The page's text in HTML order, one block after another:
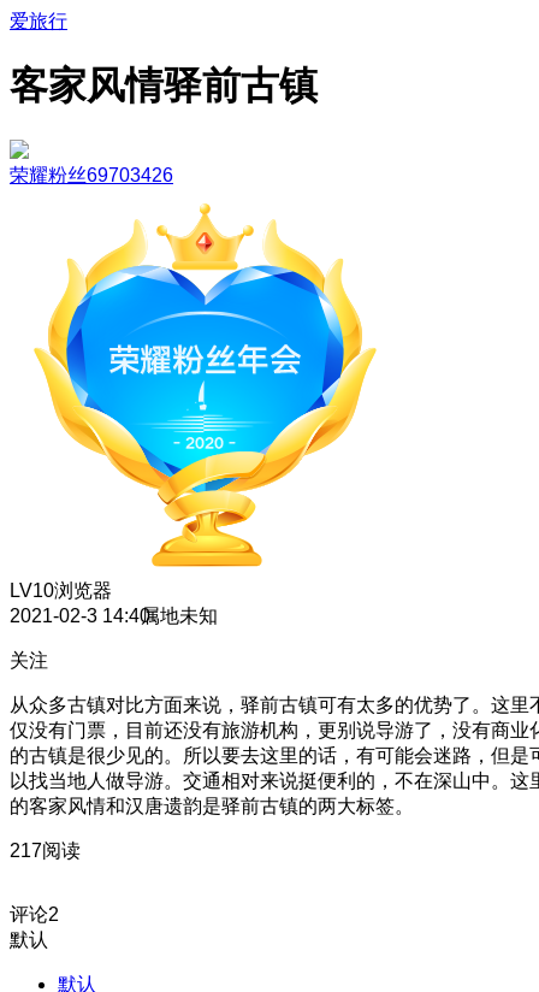
爱旅行
客家风情驿前古镇
荣耀粉丝69703426
LV10浏览器
2021-02-3 14:40属地未知
关注
从众多古镇对比方面来说，驿前古镇可有太多的优势了。这里
仅没有门票，目前还没有旅游机构，更别说导游了，没有商业
的古镇是很少见的。所以要去这里的话，有可能会迷路，但是
以找当地人做导游。交通相对来说挺便利的，不在深山中。这
的客家风情和汉唐遗韵是驿前古镇的两大标签。
217阅读
评论2
默认
默认